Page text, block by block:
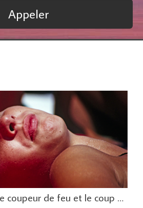
Appeler
Le magnétiseur, le coupeur de feu et le coup de soleil